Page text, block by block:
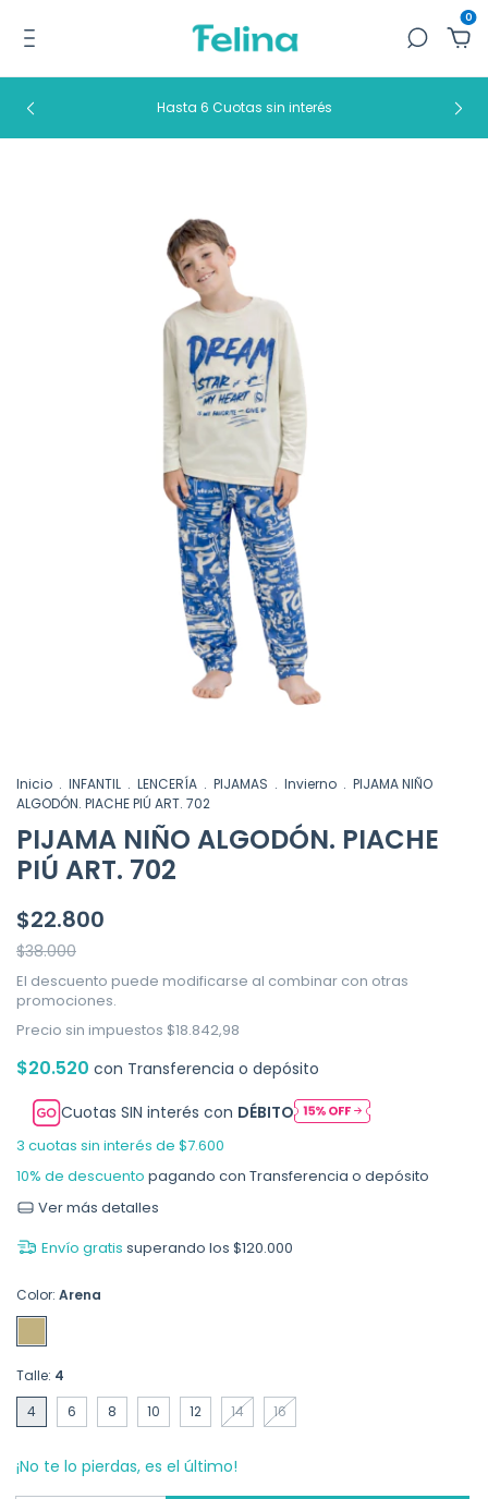
0
Hasta 6 Cuotas sin interés
Inicio . INFANTIL . LENCERÍA . PIJAMAS . Invierno . PIJAMA NIÑO
ALGODÓN. PIACHE PIÚ ART. 702
PIJAMA NIÑO ALGODÓN. PIACHE
PIÚ ART. 702
$22.800
$38.000
El descuento puede modificarse al combinar con otras
promociones.
Precio sin impuestos $18.842,98
$20.520 con Transferencia o depósito
Cuotas SIN interés con DÉBITO
3 cuotas sin interés de $7.600
10% de descuento pagando con Transferencia o depósito
Ver más detalles
Envío gratis superando los $120.000
Color: Arena
Talle: 4
4
6 8 10 12 14 16
¡No te lo pierdas, es el último!